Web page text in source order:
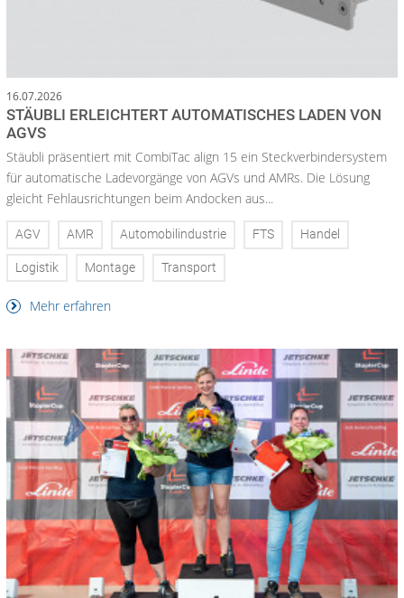
16.07.2026
STÄUBLI ERLEICHTERT AUTOMATISCHES LADEN VON
AGVS
Stäubli präsentiert mit CombiTac align 15 ein Steckverbindersystem
für automatische Ladevorgänge von AGVs und AMRs. Die Lösung
gleicht Fehlausrichtungen beim Andocken aus...
AGV AMR Automobilindustrie FTS Handel
Logistik Montage Transport
Mehr erfahren